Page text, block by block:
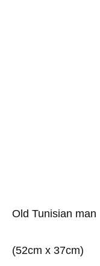
Old Tunisian man
(52cm x 37cm)